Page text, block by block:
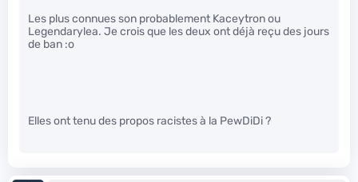
Les plus connues son probablement Kaceytron ou
Legendarylea. Je crois que les deux ont déjà reçu des jours
de ban :o
Elles ont tenu des propos racistes à la PewDiDi ?